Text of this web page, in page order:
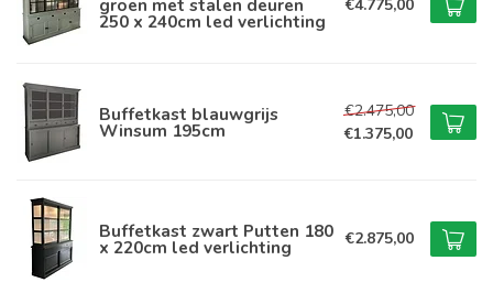
groen met stalen deuren
250 x 240cm led verlichting
€4.775,00
Buffetkast blauwgrijs
Winsum 195cm
€2.475,00
€1.375,00
Buffetkast zwart Putten 180
x 220cm led verlichting €2.875,00